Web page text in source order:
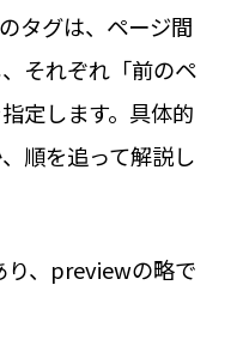
タグは、ページ間
それぞれ「前のペ
定します。具体的
順を追って解説し
、previewの略で